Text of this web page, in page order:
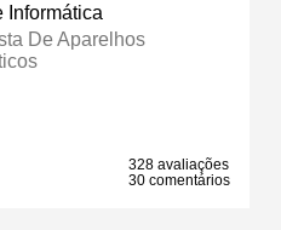
Informática
De Aparelhos
328 avaliações
30 comentários